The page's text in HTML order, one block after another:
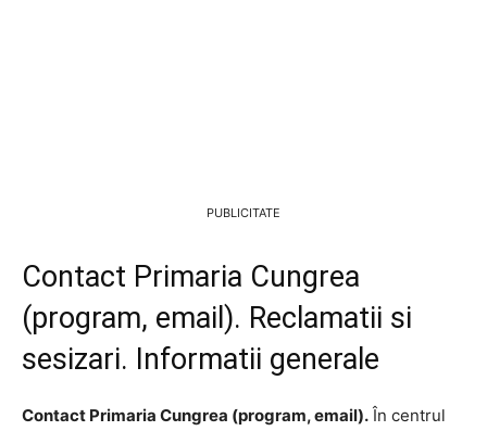
PUBLICITATE
Contact Primaria Cungrea
(program, email). Reclamatii si
sesizari. Informatii generale
Contact Primaria Cungrea (program, email). În centrul